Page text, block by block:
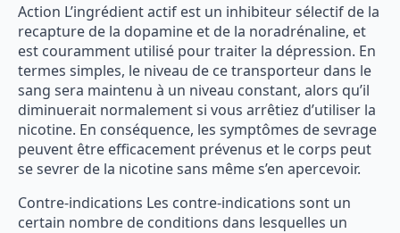
Action L’ingrédient actif est un inhibiteur sélectif de la
recapture de la dopamine et de la noradrénaline, et
est couramment utilisé pour traiter la dépression. En
termes simples, le niveau de ce transporteur dans le
sang sera maintenu à un niveau constant, alors qu’il
diminuerait normalement si vous arrêtiez d’utiliser la
nicotine. En conséquence, les symptômes de sevrage
peuvent être efficacement prévenus et le corps peut
se sevrer de la nicotine sans même s’en apercevoir.
Contre-indications Les contre-indications sont un
certain nombre de conditions dans lesquelles un